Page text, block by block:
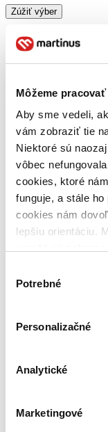
Môžeme
Aby sme vedeli,
vám zobraziť tie
Niektoré sú
vôbec
cookies, ktoré
funguje, a stále
cookies nám
lepšiu orientáciu.
keby sme mohli
súhlasu
Potrebné
Personalizačné
Analytické
Marketingové
Zúžiť výber
Zoradiť
Top hodnotené
Novinky
Najdrahšie
Najvyššia zľava